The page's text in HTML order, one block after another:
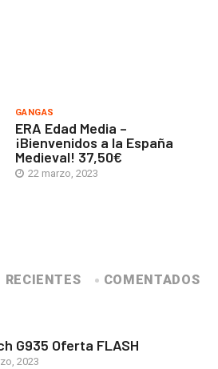
GANGAS
ERA Edad Media –
¡Bienvenidos a la España
Medieval! 37,50€
22 marzo, 2023
RECIENTES COMENTADOS
G935 Oferta FLASH
2023